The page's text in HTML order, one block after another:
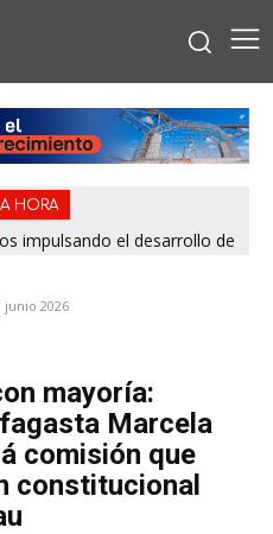
HORA
impulsando el desarrollo de
junio 2026
mayoría:
Marcela
comisión que
constitucional